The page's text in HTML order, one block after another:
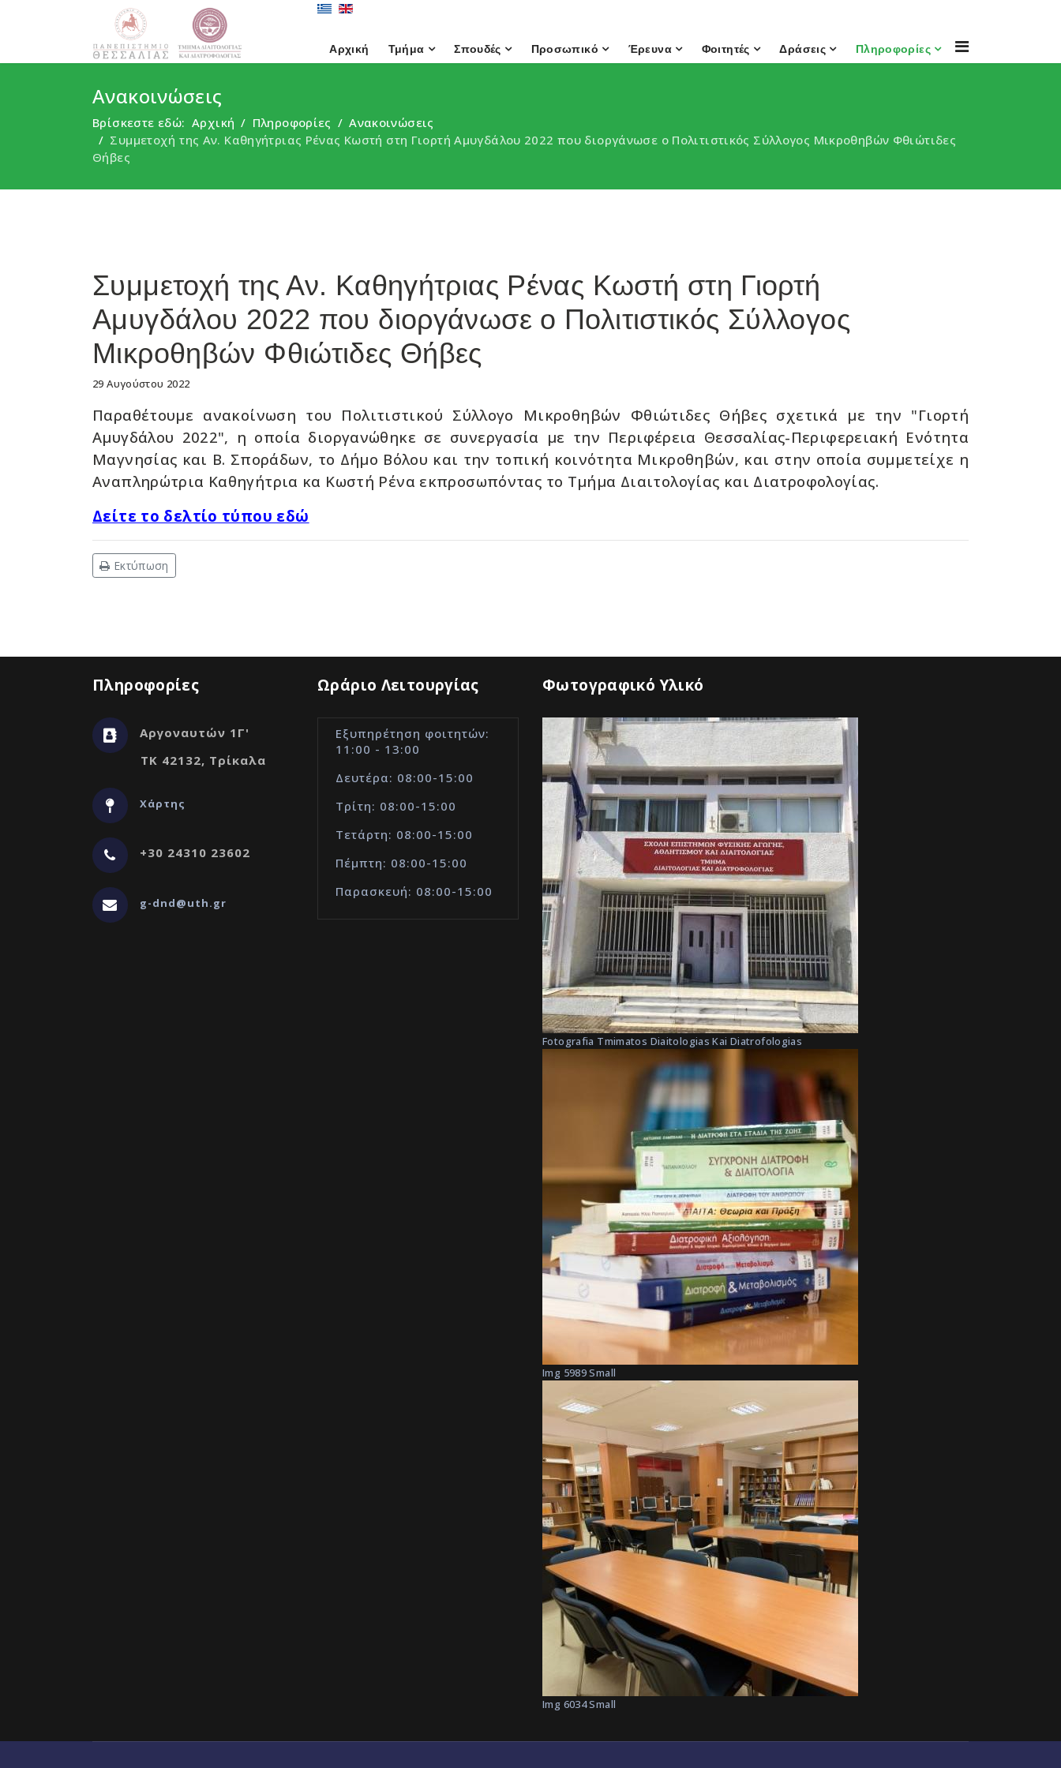
Αρχική Τμήμα Σπουδές Προσωπικό Έρευνα Φοιτητές Δράσεις Πληροφορίες
Ανακοινώσεις
Βρίσκεστε εδώ: Αρχική Πληροφορίες
Ανακοινώσεις
Συμμετοχή της Αν. Καθηγήτριας Ρένας Κωστή στη Γιορτή Αμυγδάλου 2022 που διοργάνωσε ο Πολιτιστικός Σύλλογος Μικροθηβών Φθιώτιδες
Θήβες
Συμμετοχή της Αν. Καθηγήτριας Ρένας Κωστή στη Γιορτή
Αμυγδάλου 2022 που διοργάνωσε ο Πολιτιστικός Σύλλογος
Μικροθηβών Φθιώτιδες Θήβες
29 Αυγούστου 2022
Παραθέτουμε ανακοίνωση του Πολιτιστικού Σύλλογο Μικροθηβών Φθιώτιδες Θήβες σχετικά με την "Γιορτή
Αμυγδάλου 2022", η οποία διοργανώθηκε σε συνεργασία με την Περιφέρεια Θεσσαλίας-Περιφερειακή Ενότητα
Μαγνησίας και Β. Σποράδων, το Δήμο Βόλου και την τοπική κοινότητα Μικροθηβών, και στην οποία συμμετείχε η
Αναπληρώτρια Καθηγήτρια κα Κωστή Ρένα εκπροσωπόντας το Τμήμα Διαιτολογίας και Διατροφολογίας.
Δείτε το δελτίο τύπου εδώ
Εκτύπωση
Πληροφορίες
Αργοναυτών 1Γ'
ΤΚ 42132, Τρίκαλα
Χάρτης
+30 24310 23602
g-dnd@uth.gr
Ωράριο Λειτουργίας
Εξυπηρέτηση φοιτητών:
11:00 - 13:00
Δευτέρα: 08:00-15:00
Τρίτη: 08:00-15:00
Τετάρτη: 08:00-15:00
Πέμπτη: 08:00-15:00
Παρασκευή: 08:00-15:00
Φωτογραφικό Υλικό
Fotografia Tmimatos Diaitologias Kai Diatrofologias
Img 5989 Small
Img 6034 Small